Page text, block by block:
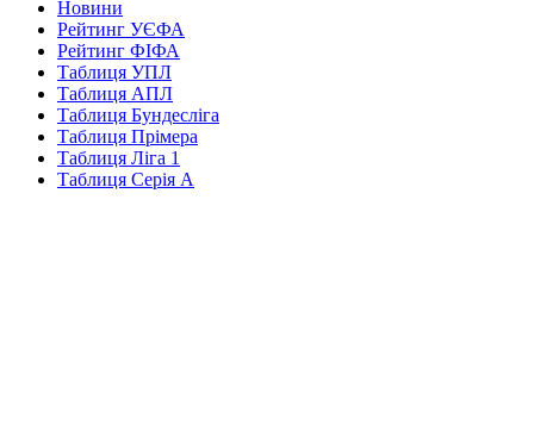
Новини
Рейтинг УЄФА
Рейтинг ФІФА
Таблиця УПЛ
Таблиця АПЛ
Таблиця Бундесліга
Таблиця Прімера
Таблиця Ліга 1
Таблиця Серія А